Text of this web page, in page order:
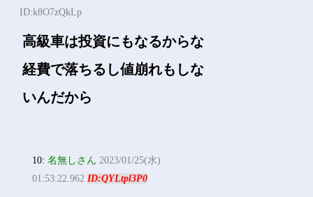
ID:k8O7zQkLp
高級車は投資にもなるからな
経費で落ちるし値崩れもしな
いんだから
10:名無しさん 2023/01/25(水)
01:53:22.962ID:QYLtpl3P0